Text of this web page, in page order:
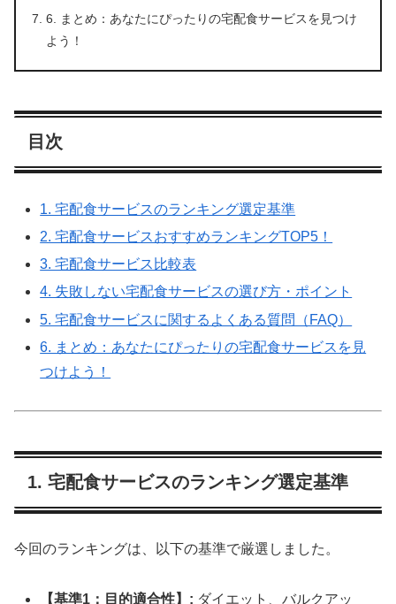
6. まとめ：あなたにぴったりの宅配食サービスを見つけ
よう！
目次
1. 宅配食サービスのランキング選定基準
2. 宅配食サービスおすすめランキングTOP5！
3. 宅配食サービス比較表
4. 失敗しない宅配食サービスの選び方・ポイント
5. 宅配食サービスに関するよくある質問（FAQ）
6. まとめ：あなたにぴったりの宅配食サービスを見
つけよう！
1. 宅配食サービスのランキング選定基準
今回のランキングは、以下の基準で厳選しました。
【基準1：目的適合性】: ダイエット、バルクアッ